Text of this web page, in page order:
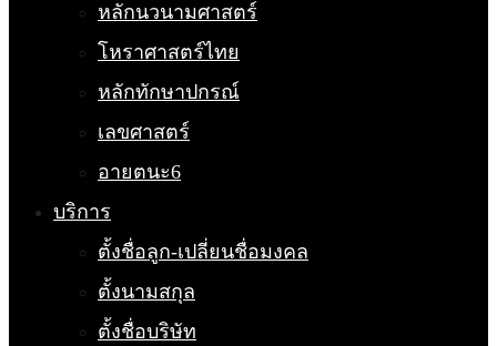
หลักนวนามศาสตร์
โหราศาสตร์ไทย
หลักทักษาปกรณ์
เลขศาสตร์
อายตนะ6
บริการ
ตั้งชื่อลูก-เปลี่ยนชื่อมงคล
ตั้งนามสกุล
ตั้งชื่อบริษัท